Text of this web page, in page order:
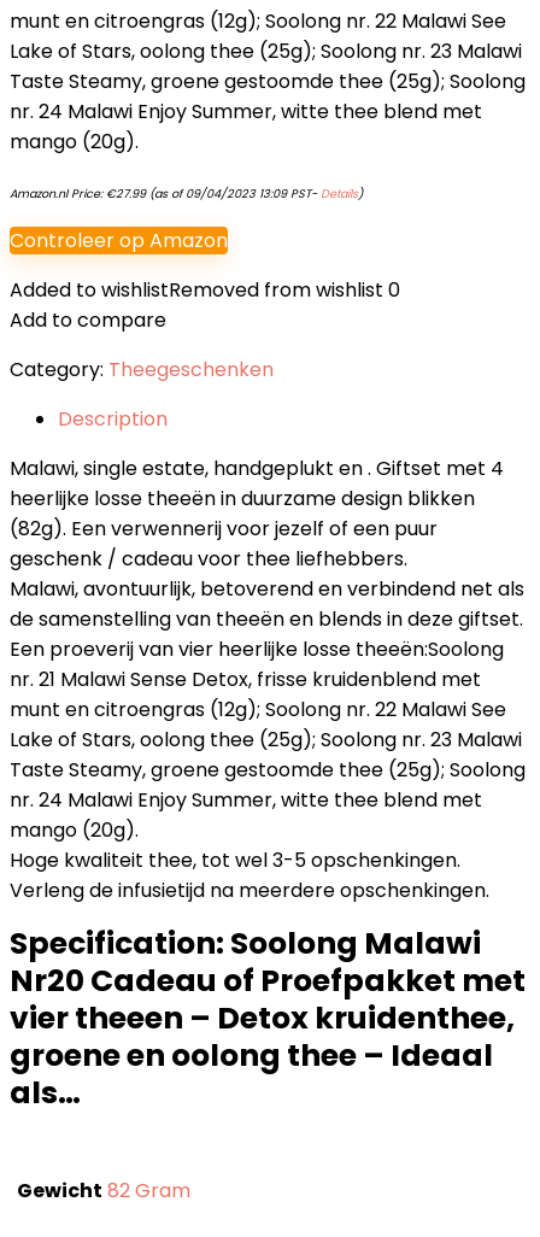
munt en citroengras (12g); Soolong nr. 22 Malawi See
Lake of Stars, oolong thee (25g); Soolong nr. 23 Malawi
Taste Steamy, groene gestoomde thee (25g); Soolong
nr. 24 Malawi Enjoy Summer, witte thee blend met
mango (20g).
Amazon.nl Price: €27.99(as of 09/04/2023 13:09 PST- Details)
Controleer op Amazon
Added to wishlistRemoved from wishlist 0
Add to compare
Category: Theegeschenken
Description
Malawi, single estate, handgeplukt en . Giftset met 4
heerlijke losse theeën in duurzame design blikken
(82g). Een verwennerij voor jezelf of een puur
geschenk / cadeau voor thee liefhebbers.
Malawi, avontuurlijk, betoverend en verbindend net als
de samenstelling van theeën en blends in deze giftset.
Een proeverij van vier heerlijke losse theeën:Soolong
nr. 21 Malawi Sense Detox, frisse kruidenblend met
munt en citroengras (12g); Soolong nr. 22 Malawi See
Lake of Stars, oolong thee (25g); Soolong nr. 23 Malawi
Taste Steamy, groene gestoomde thee (25g); Soolong
nr. 24 Malawi Enjoy Summer, witte thee blend met
mango (20g).
Hoge kwaliteit thee, tot wel 3-5 opschenkingen.
Verleng de infusietijd na meerdere opschenkingen.
Specification: Soolong Malawi
Nr20 Cadeau of Proefpakket met
vier theeen – Detox kruidenthee,
groene en oolong thee – Ideaal
als…
Gewicht ‎82 Gram